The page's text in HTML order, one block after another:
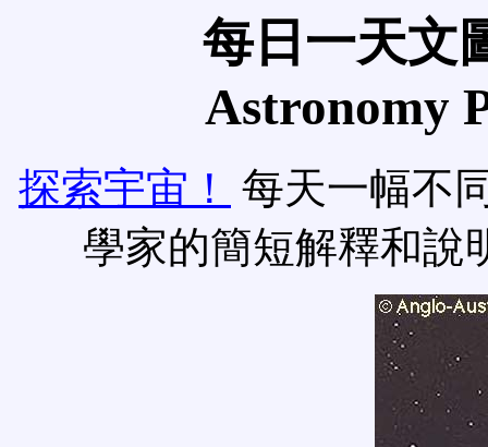
每日一天文
Astronomy
探索宇宙！
每天一幅不
學家的簡短解釋和說